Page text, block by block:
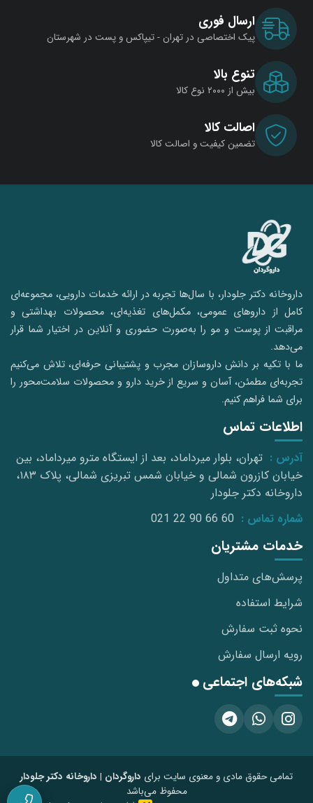
ارسال فوری
پیک اختصاصی در تهران - تیپاکس و پست در شهرستان
تنوع بالا
بیش از ۲۰۰۰ نوع کالا
اصالت کالا
تضمین کیفیت و اصالت کالا
داروخانه دکتر جلودار، با سال‌ها تجربه در ارائه خدمات دارویی، مجموعه‌ای
کامل از داروهای عمومی، مکمل‌های تغذیه‌ای، محصولات بهداشتی و
مراقبت از پوست و مو را به‌صورت حضوری و آنلاین در اختیار شما قرار
می‌دهد.
ما با تکیه بر دانش داروسازان مجرب و پشتیبانی حرفه‌ای، تلاش می‌کنیم
تجربه‌ای مطمئن، آسان و سریع از خرید دارو و محصولات سلامت‌محور را
برای شما فراهم کنیم.
اطلاعات تماس
آدرس : تهران، بلوار میرداماد، بعد از ایستگاه مترو میرداماد، بین
خیابان کازرون شمالی و خیابان شمس تبریزی شمالی، پلاک ۱۸۳،
داروخانه دکتر جلودار
شماره تماس : 021 22 90 66 60
خدمات مشتریان
پرسش‌های متداول
شرایط استفاده
نحوه ثبت سفارش
رویه ارسال سفارش
شبکه‌های اجتماعی
تمامی حقوق مادی و معنوی سایت برای داروگردان | داروخانه دکتر جلودار
محفوظ می‌باشد